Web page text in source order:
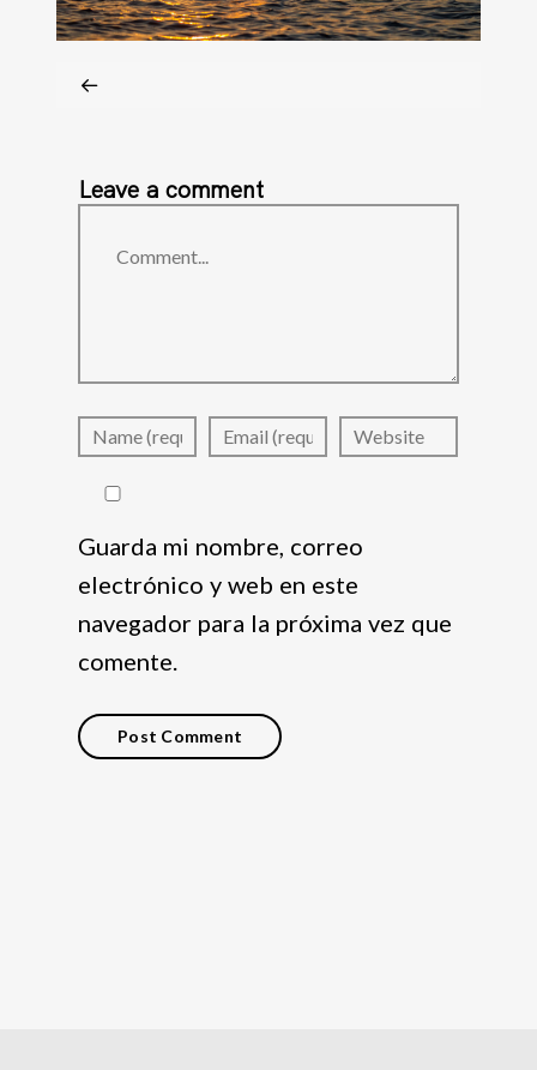
Leave a comment
Guarda mi nombre, correo
electrónico y web en este
navegador para la próxima vez que
comente.